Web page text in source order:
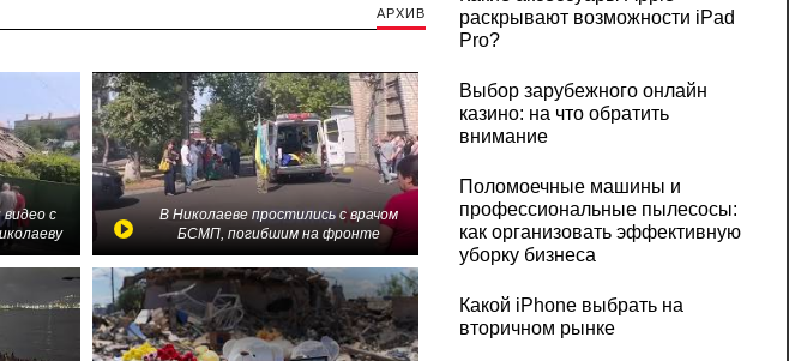
АРХИВ
с
В Николаеве простились с врачом
БСМП, погибшим на фронте
раскрывают возможности iPad
Pro?
Выбор зарубежного онлайн
казино: на что обратить
внимание
Поломоечные машины и
профессиональные пылесосы:
как организовать эффективную
уборку бизнеса
Какой iPhone выбрать на
вторичном рынке